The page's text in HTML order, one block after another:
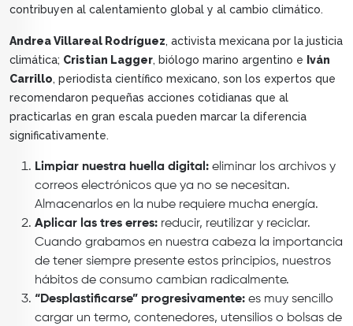
contribuyen al calentamiento global y al cambio climático.
Andrea Villareal Rodríguez, activista mexicana por la justicia
climática; Cristian Lagger, biólogo marino argentino e Iván
Carrillo, periodista científico mexicano, son los expertos que
recomendaron pequeñas acciones cotidianas que al
practicarlas en gran escala pueden marcar la diferencia
significativamente.
Limpiar nuestra huella digital: eliminar los archivos y
correos electrónicos que ya no se necesitan.
Almacenarlos en la nube requiere mucha energía.
Aplicar las tres erres: reducir, reutilizar y reciclar.
Cuando grabamos en nuestra cabeza la importancia
de tener siempre presente estos principios, nuestros
hábitos de consumo cambian radicalmente.
“Desplastificarse” progresivamente: es muy sencillo
cargar un termo, contenedores, utensilios o bolsas de